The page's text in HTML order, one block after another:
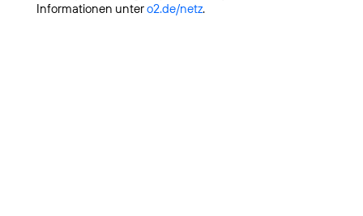
Informationen untero2.de/netz.